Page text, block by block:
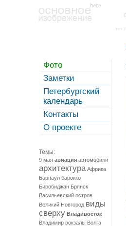
Фото
Заметки
Петербургский
календарь
Контакты
О проекте
Темы:
9 мая авиация автомобили
архитектура Африка
Барнаул барокко
Биробиджан Брянск
Васильевский остров
Великий Новгород виды
сверху Владивосток
Владимир вокзалы Волга